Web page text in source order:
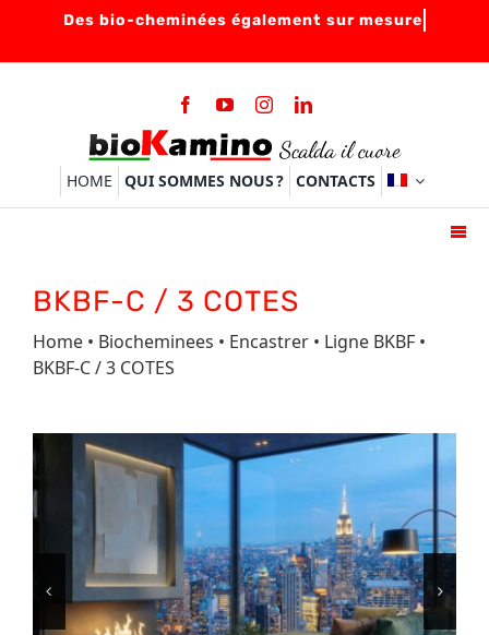
content
HOME QUI SOMMES NOUS ? CONTACTS
BIOCHEMINEES
BRULEURS
FAQ
INFO
BKBF-C / 3 COTES
Home • Biocheminees • Encastrer • Ligne BKBF•
BKBF-C / 3 COTES